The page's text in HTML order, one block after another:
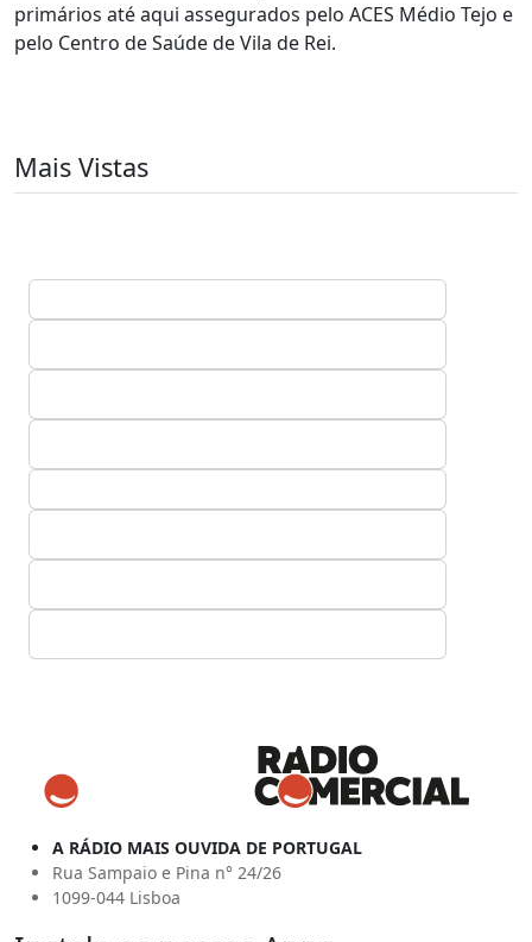
primários até aqui assegurados pelo ACES Médio Tejo e
pelo Centro de Saúde de Vila de Rei.
Mais Vistas
A RÁDIO MAIS OUVIDA DE PORTUGAL
Rua Sampaio e Pina n° 24/26
1099-044 Lisboa